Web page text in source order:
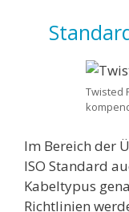
Twisted
Im Bereich der
ISO Standard
Kabeltypus
Richtlinien